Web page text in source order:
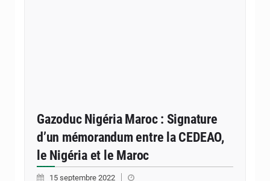
Gazoduc Nigéria Maroc : Signature
d’un mémorandum entre la CEDEAO,
le Nigéria et le Maroc
15 septembre 2022